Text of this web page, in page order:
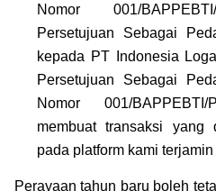
Nomor 001/
Persetujuan Sebagai
kepada PT Indonesia
Persetujuan Sebagai
Nomor 001/
membuat transaksi yang
pada platform kami
Perayaan tahun baru boleh